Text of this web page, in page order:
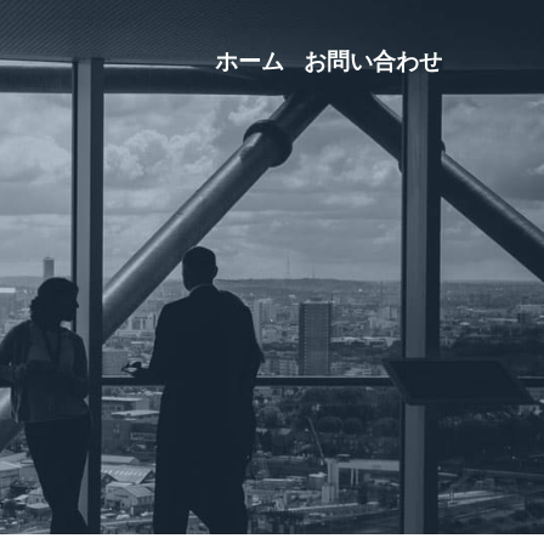
ホーム お問い合わせ